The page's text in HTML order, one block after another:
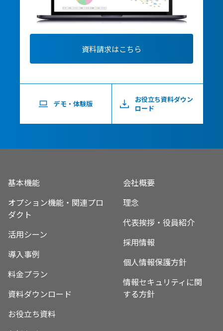
資料請求はこちら
デモ・体験版
お役立ち資料ダウン
ロード
基本機能
オプション機能・関連プロ
ダクト
活用シーン
導入事例
料金プラン
資料ダウンロード
お役立ち資料
会社概要
理念
代表挨拶・役員紹介
採用情報
個人情報保護方針
情報セキュリティに関
する方針